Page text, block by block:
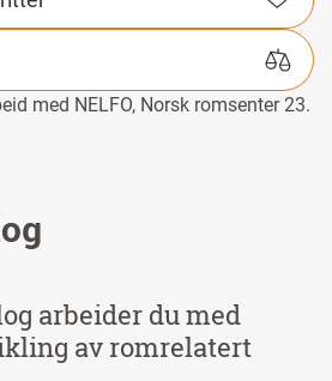
med NELFO, Norsk romsenter 23.
arbeider du med
av romrelatert